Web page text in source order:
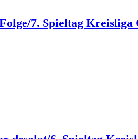
7. Spieltag Kreisliga